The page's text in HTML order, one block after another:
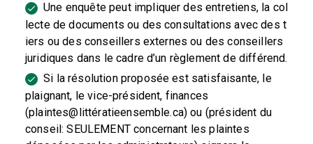
Une enquête peut impliquer des entretiens, la col
lecte de documents ou des consultations avec des t
iers ou des conseillers externes ou des conseillers
juridiques dans le cadre d’un règlement de différend.
Si la résolution proposée est satisfaisante, le
plaignant, le vice-président, finances
(plaintes@littératieensemble.ca) ou (président du
conseil: SEULEMENT concernant les plaintes